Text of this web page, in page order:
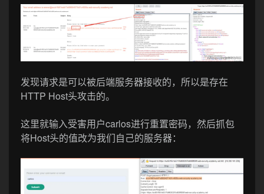
发现请求是可以被后端服务器接收的，所以是存在
HTTP Host头攻击的。
这里就输入受害用户carlos进行重置密码，然后抓包
将Host头的值改为我们自己的服务器：